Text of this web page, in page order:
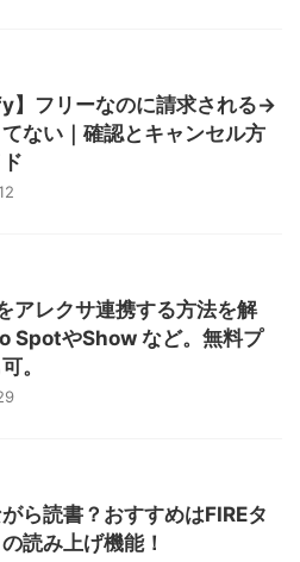
】フリーなのに請求される→
ない｜確認とキャンセル方
アレクサ連携する方法を解
SpotやShow など。無料プ
。
ら読書？おすすめはFIREタ
読み上げ機能！